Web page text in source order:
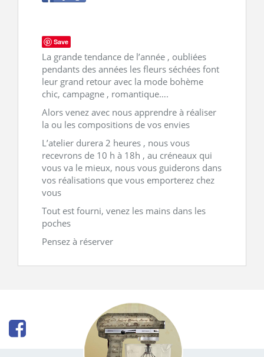
Save
La grande tendance de l’année , oubliées
pendants des années les fleurs séchées font
leur grand retour avec la mode bohème
chic, campagne , romantique….
Alors venez avec nous apprendre à réaliser
la ou les compositions de vos envies
L’atelier durera 2 heures , nous vous
recevrons de 10 h à 18h , au créneaux qui
vous va le mieux, nous vous guiderons dans
vos réalisations que vous emporterez chez
vous
Tout est fourni, venez les mains dans les
poches
Pensez à réserver